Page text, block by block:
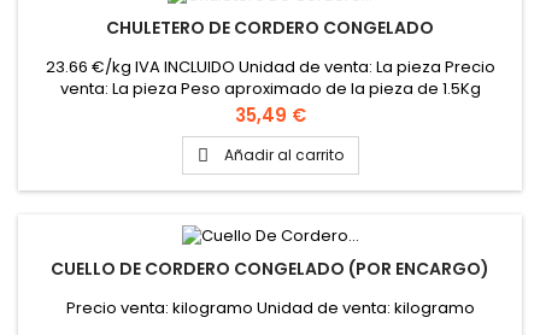
CHULETERO DE CORDERO CONGELADO
23.66 €/kg IVA INCLUIDO Unidad de venta: La pieza Precio
venta: La pieza Peso aproximado de la pieza de 1.5Kg
Precio
35,49 €
 Añadir al carrito
CUELLO DE CORDERO CONGELADO (POR ENCARGO)
Precio venta: kilogramo Unidad de venta: kilogramo